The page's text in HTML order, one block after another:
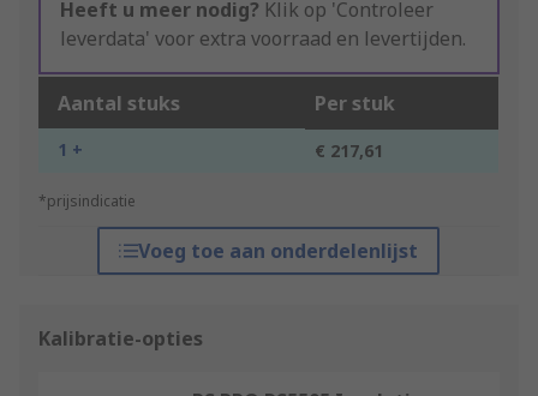
Heeft u meer nodig? Klik op 'Controleer
leverdata' voor extra voorraad en levertijden.
Aantal stuks Per stuk
1 + € 217,61
*prijsindicatie
Voeg toe aan onderdelenlijst
Kalibratie-opties